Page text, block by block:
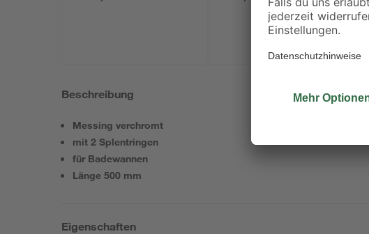
Beschreibung
Messing verchromt
mit 2 Splentringen
für Badewannen
Länge 500 mm
Eigenschaften